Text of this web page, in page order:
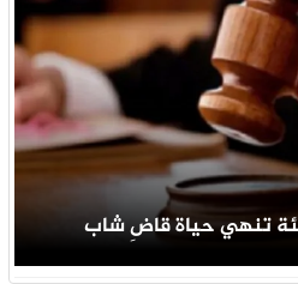
تنهي حياة قاضِ شاب